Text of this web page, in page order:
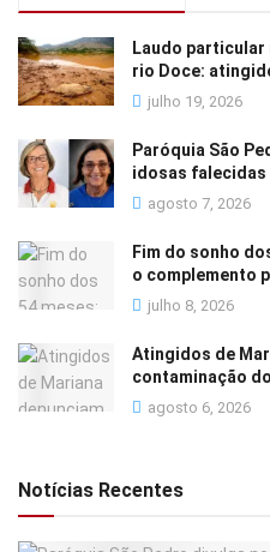
Laudo
rio Doce:
julho 19, 2026
Paróquia São
idosas falecidas
agosto 7, 2026
Fim do sonho
o complemento
julho 8, 2026
Atingidos de
contaminação
agosto 6, 2026
Notícias Recentes